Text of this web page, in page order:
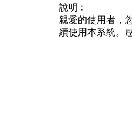
說明︰
親愛的使用者，
續使用本系統。